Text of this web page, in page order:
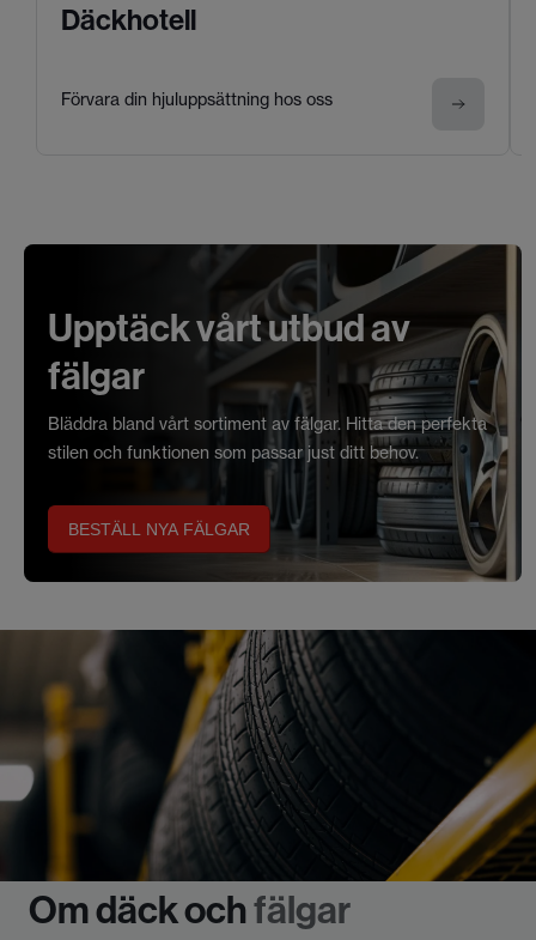
Däckhotell
Förvara din hjuluppsättning hos oss
Upptäck vårt utbud av
fälgar
Bläddra bland vårt sortiment av fälgar. Hitta den perfekta
stilen och funktionen som passar just ditt behov.
BESTÄLL NYA FÄLGAR
Om däck ochfälgar